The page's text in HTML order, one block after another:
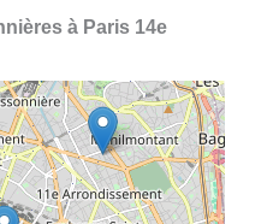
à Paris 14e